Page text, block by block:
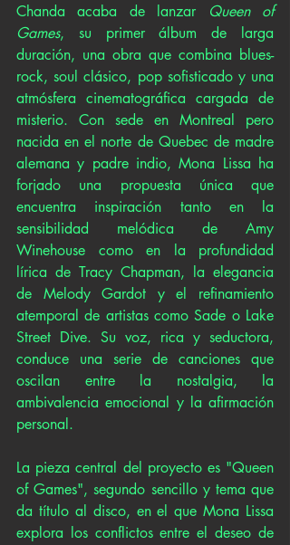
Chanda acaba de lanzar
Queen of
Games, su primer álbum de larga
duración, una obra que combina blues-
rock, soul clásico, pop sofisticado y una
atmósfera cinematográfica cargada de
misterio. Con sede en Montreal pero
nacida en el norte de Quebec de madre
alemana y padre indio, Mona Lissa ha
forjado una propuesta única que
encuentra inspiración tanto en la
sensibilidad melódica de Amy
Winehouse como en la profundidad
lírica de Tracy Chapman, la elegancia
de Melody Gardot y el refinamiento
atemporal de artistas como Sade o Lake
Street Dive. Su voz, rica y seductora,
conduce una serie de canciones que
oscilan entre la nostalgia, la
ambivalencia emocional y la afirmación
personal.
La pieza central del proyecto es "Queen
of Games", segundo sencillo y tema que
da título al disco, en el que Mona Lissa
explora los conflictos entre el deseo de